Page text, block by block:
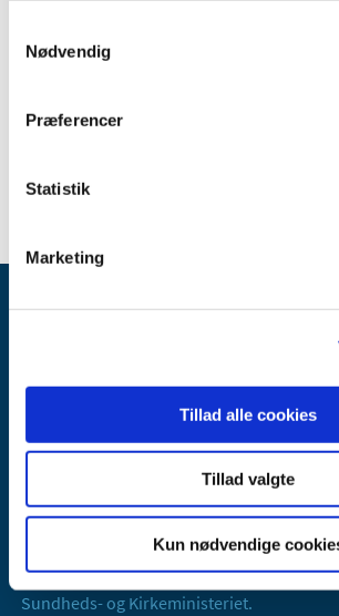
Nødvendig
Præferencer
Statistik
Marketing
Tillad alle cookies
Tillad valgte
Kun nødvendige
Alle (31)
TID
Lægemiddelstyrelsen
Email:dkma@dkma.dk
Lægemiddelstyrelsen er en del af
Sundheds- og Kirkeministeriet.